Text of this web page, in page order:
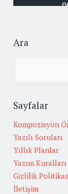
Ara
Sayfalar
Kompozisyon
Yazılı Soruları
Yıllık Planlar
Yazım Kuralları
Gizlilik
İletişim